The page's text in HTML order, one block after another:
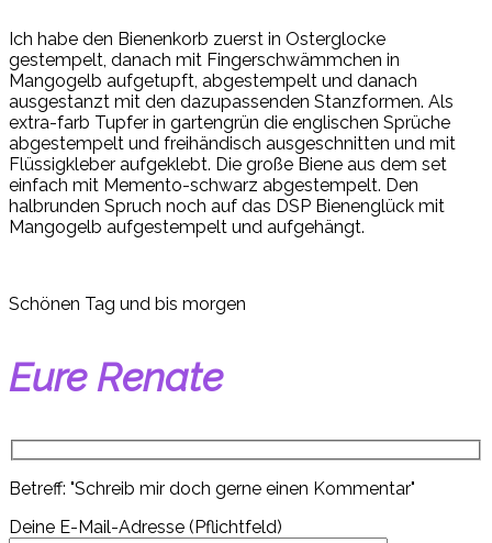
Ich habe den Bienenkorb zuerst in Osterglocke
gestempelt, danach mit Fingerschwämmchen in
Mangogelb aufgetupft, abgestempelt und danach
ausgestanzt mit den dazupassenden Stanzformen. Als
extra-farb Tupfer in gartengrün die englischen Sprüche
abgestempelt und freihändisch ausgeschnitten und mit
Flüssigkleber aufgeklebt. Die große Biene aus dem set
einfach mit Memento-schwarz abgestempelt. Den
halbrunden Spruch noch auf das DSP Bienenglück mit
Mangogelb aufgestempelt und aufgehängt.
Schönen Tag und bis morgen
Eure Renate
Betreff: "Schreib mir doch gerne einen Kommentar"
Deine E-Mail-Adresse (Pflichtfeld)